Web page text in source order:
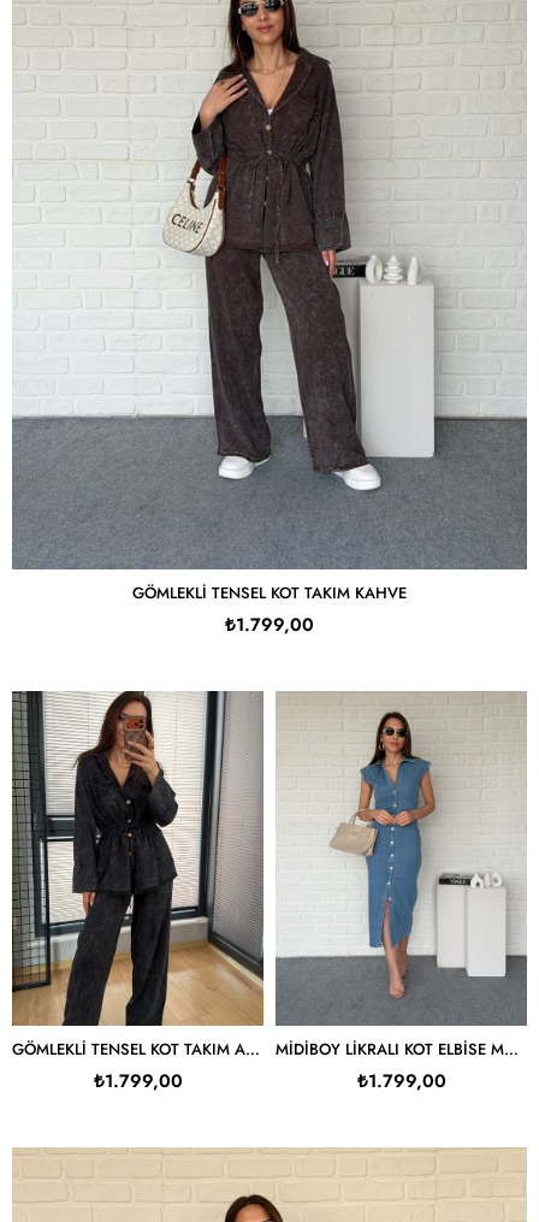
GÖMLEKLI TENSEL KOT TAKIM KAHVE
₺1.799,00
GÖMLEKLI TENSEL KOT TAKIM ANTRASIT
₺1.799,00
MIDIBOY LIKRALI KOT ELBISE MAVI
₺1.799,00